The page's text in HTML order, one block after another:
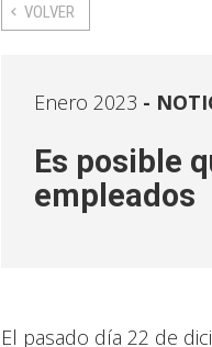
VOLVER
Enero 2023
Es posible
empleados
El pasado día 22 de